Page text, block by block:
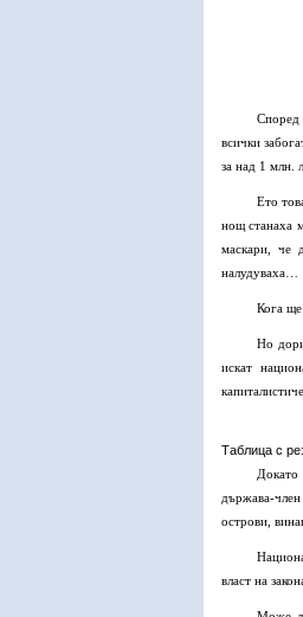
Според
всички
за над 1 млн.
Ето
нощ станаха
маскари, че
налудуваха…
Кога ще
Но
искат
Таблица с
Докато
държава-
острови,
власт на